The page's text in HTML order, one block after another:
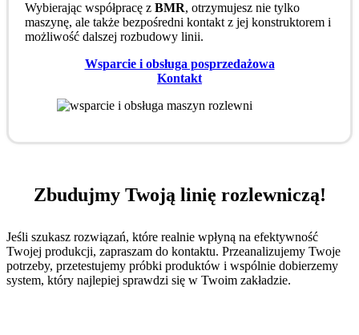
Wybierając współpracę z BMR, otrzymujesz nie tylko
maszynę, ale także bezpośredni kontakt z jej konstruktorem i
możliwość dalszej rozbudowy linii.
Wsparcie i obsługa posprzedażowa
Kontakt
Zbudujmy Twoją linię rozlewniczą!
Jeśli szukasz rozwiązań, które realnie wpłyną na efektywność
Twojej produkcji, zapraszam do kontaktu. Przeanalizujemy Twoje
potrzeby, przetestujemy próbki produktów i wspólnie dobierzemy
system, który najlepiej sprawdzi się w Twoim zakładzie.